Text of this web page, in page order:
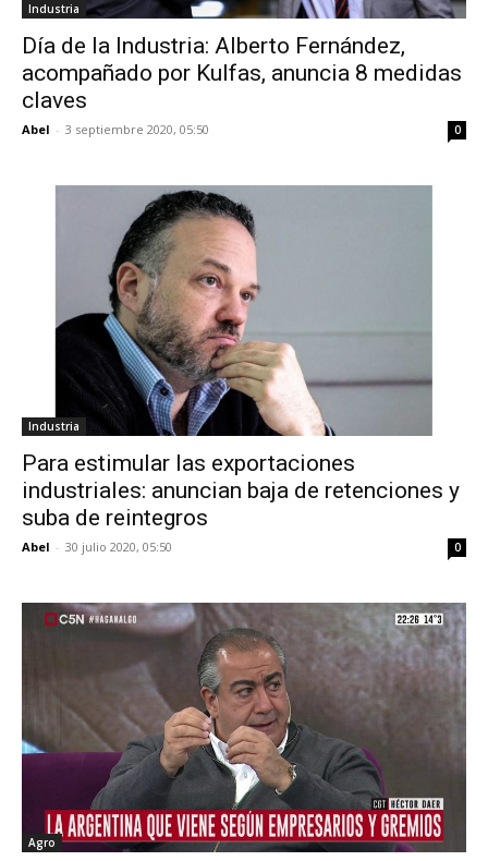
Industria
Día de la Industria: Alberto Fernández,
acompañado por Kulfas, anuncia 8 medidas
claves
Abel - 3 septiembre 2020, 05:50 0
Industria
Para estimular las exportaciones
industriales: anuncian baja de retenciones y
suba de reintegros
Abel - 30 julio 2020, 05:50 0
Agro